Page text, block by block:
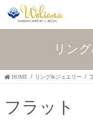
リン
HOME リング&ジュエリー
フラット